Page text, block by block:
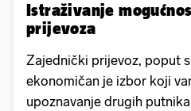
Istraživanje
prijevoza
Zajednički prijevoz, poput
ekonomičan je izbor koji
upoznavanje drugih